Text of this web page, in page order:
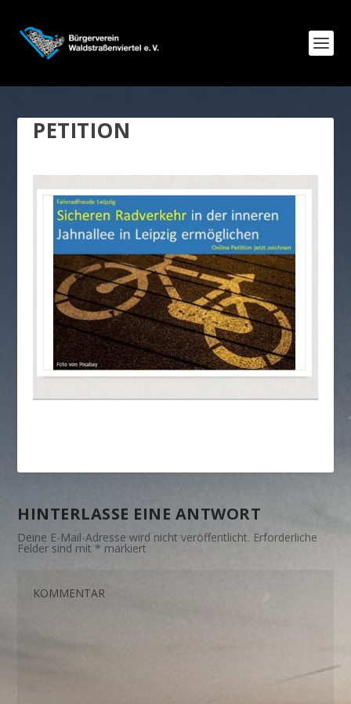
PETITION
HINTERLASSE EINE ANTWORT
Deine E-Mail-Adresse wird nicht veröffentlicht. Erforderliche
Felder sind mit* markiert